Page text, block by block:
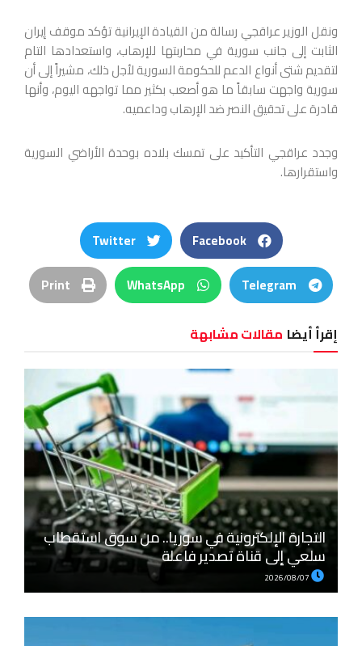
ونقل الوزير عراقجي رسالة من القيادة الإيرانية تؤكد موقف إيران
الثابت إلى جانب سورية في محاربتها للإرهاب، واستعدادها التام
لتقديم شتى أنواع الدعم للحكومة السورية لأجل ذلك، مشيراً إلى أن
سورية واجهت سابقاً ما هو أصعب بكثير مما تواجهه اليوم، وأنها
قادرة على تحقيق النصر ضد الإرهاب وداعميه.
وجدد عراقجي التأكيد على تمسك بلاده بوحدة الأراضي السورية
واستقرارها.
Facebook
Twitter
Telegram
WhatsApp
Print
إقرأ أيضا مقالات مشابهة
التجارة الإلكترونية في سوريا.. من سوق استقطاب
سلعي إلى قناة تصدير فاعلة